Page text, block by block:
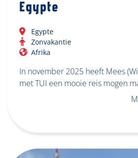
Egypte
Egypte
Zonvakantie
Afrika
In november 2025 heeft Mees
met TUI een mooie reis mogen